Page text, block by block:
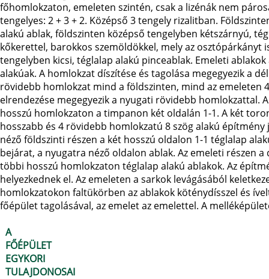
főhomlokzaton, emeleten szintén, csak a lizénák nem
tengelyes: 2 + 3 + 2. Középső 3 tengely rizalitban.
alakú ablak, földszinten középső tengelyben kétszárnyú,
kőkerettel, barokkos szemöldökkel, mely az
tengelyben kicsi, téglalap alakú pinceablak. Emeleti
alakúak. A homlokzat díszítése és tagolása megegyezik a
rövidebb homlokzat mind a földszinten, mind az emeleten
elrendezése megegyezik a nyugati rövidebb
hosszú homlokzaton a timpanon két oldalán 1-1. A két
hosszabb és 4 rövidebb homlokzatú 8 szög alakú
néző földszinti részen a két hosszú oldalon 1-1 téglalap
bejárat, a nyugatra néző oldalon ablak. Az emeleti részen
többi hosszú homlokzaton téglalap alakú ablakok. Az
helyezkednek el. Az emeleten a sarkok levágásából
homlokzatokon faltükörben az ablakok köténydísszel és
főépület tagolásával, az emelet az emelettel. A
A
FŐÉPÜLET
EGYKORI
TULAJDONOSAI